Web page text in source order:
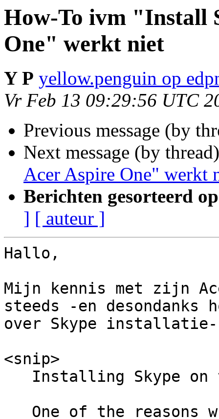
How-To ivm "Install
One" werkt niet
Y P yellow.penguin op
Vr Feb 13 09:29:56 UTC
Previous message (by
Next message (by
Acer Aspire One" werkt
Berichten gesorteerd
] [ auteur ]
Hallo,
Mijn kennis met zijn
steeds -en desondanks
over Skype
<snip>